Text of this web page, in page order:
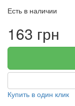
Есть в наличии
163 грн
Купить в один клик